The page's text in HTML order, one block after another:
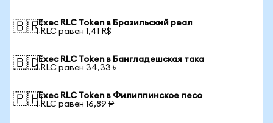
🇧🇷iExec RLC Token в Бразильский реал
1 RLC равен 1,41 R$
🇧🇩iExec RLC Token в Бангладешская така
1 RLC равен 34,33 ৳
🇵🇭iExec RLC Token в Филиппинское песо
1 RLC равен 16,89 ₱